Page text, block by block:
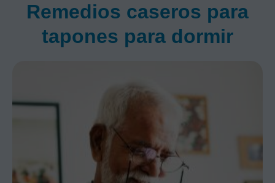
Remedios caseros para
tapones para dormir